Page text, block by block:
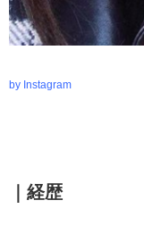
by Instagram
｜経歴